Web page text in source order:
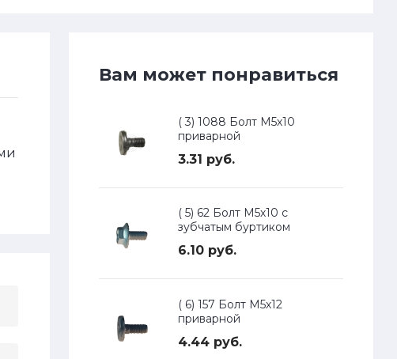
Вам может понравиться
( 3) 1088 Болт М5х10
приварной
3.31 руб.
( 5) 62 Болт М5х10 с
зубчатым буртиком
6.10 руб.
( 6) 157 Болт М5х12
приварной
4.44 руб.